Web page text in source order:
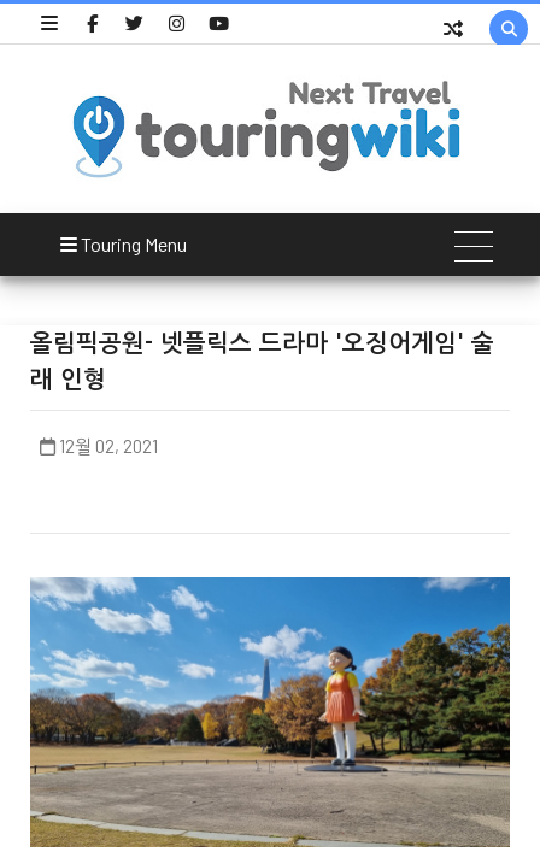

Touring Menu
올림픽공원- 넷플릭스 드라마 '오징어게임' 술
래 인형
12월 02, 2021